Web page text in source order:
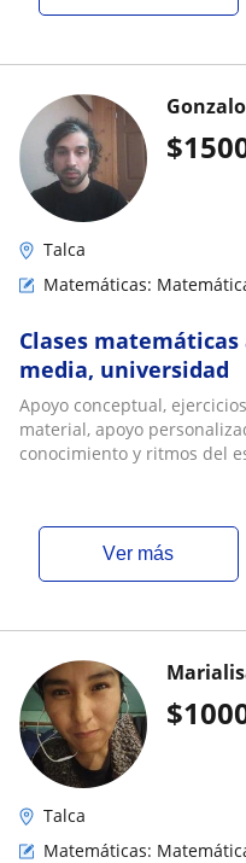
$
Gonzalo
Talca
Matemáticas:
Clases
media, universidad
Apoyo conceptual,
material, apoyo
conocimiento y ritmos del
ver más
$
Talca
Matemáticas: